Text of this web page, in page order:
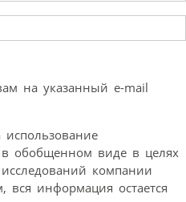
на указанный e-mail
использование
обобщенном виде в целях
компании
информация остается